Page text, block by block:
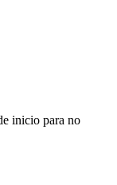
inicio para no